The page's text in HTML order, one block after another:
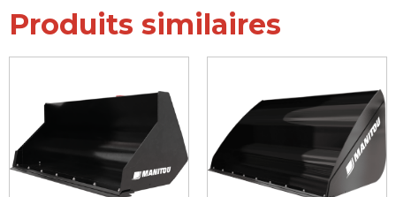
Produits similaires